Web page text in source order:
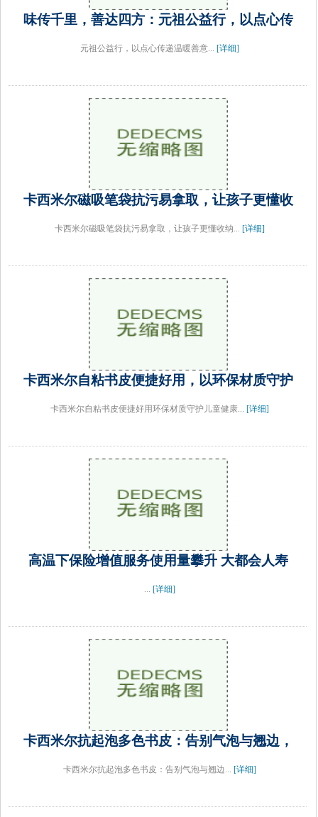
味传千里，善达四方：元祖公益行，以点心传
元祖公益行，以点心传递温暖善意... [详细]
卡西米尔磁吸笔袋抗污易拿取，让孩子更懂收
卡西米尔磁吸笔袋抗污易拿取，让孩子更懂收纳... [详细]
卡西米尔自粘书皮便捷好用，以环保材质守护
卡西米尔自粘书皮便捷好用环保材质守护儿童健康... [详细]
高温下保险增值服务使用量攀升 大都会人寿
... [详细]
卡西米尔抗起泡多色书皮：告别气泡与翘边，
卡西米尔抗起泡多色书皮：告别气泡与翘边... [详细]